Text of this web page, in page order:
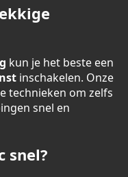
kun je het beste een
inschakelen. Onze
technieken om zelfs
snel en
snel?